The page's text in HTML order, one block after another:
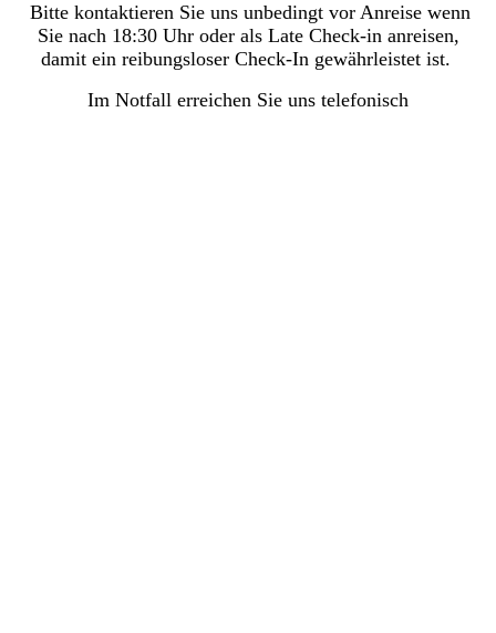
Bitte kontaktieren Sie uns unbedingt vor Anreise wenn
Sie nach 18:30 Uhr oder als Late Check-in anreisen,
damit ein reibungsloser Check-In gewährleistet ist.
Im Notfall erreichen Sie uns telefonisch